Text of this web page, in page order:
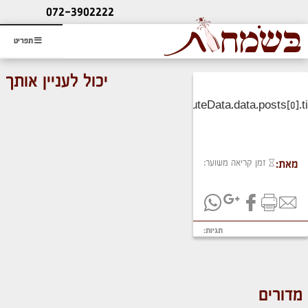
תפריט
ליעוץ חינם
והזמנת כרטיס שמחות
072-3902222
מאת: זמן קריאה משוער:
תגיות:
יכול לעניין אותך
מדורים